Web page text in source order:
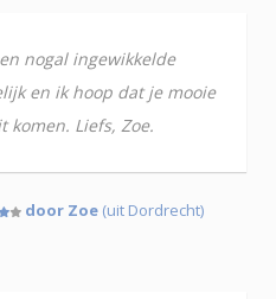
nogal ingewikkelde
en ik hoop dat je mooie
komen. Liefs, Zoe.
door Zoe (uit Dordrecht)